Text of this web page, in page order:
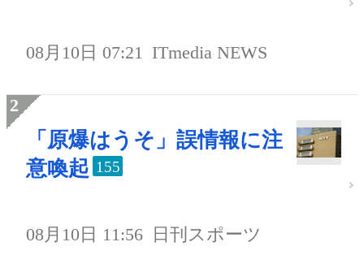
08月10日 07:21 ITmedia NEWS
「原爆はうそ」誤情報に注
意喚起 155
08月10日 11:56 日刊スポーツ